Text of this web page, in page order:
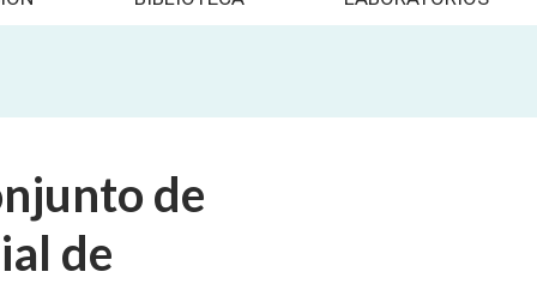
de
de